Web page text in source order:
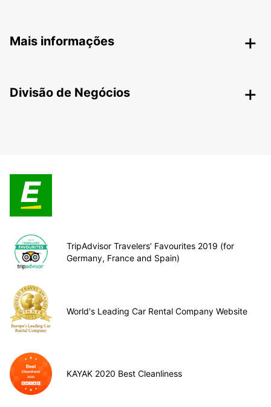
Mais informações
Divisão de Negócios
TripAdvisor Travelers’ Favourites 2019 (for
Germany, France and Spain)
World's Leading Car Rental Company Website
KAYAK 2020 Best Cleanliness